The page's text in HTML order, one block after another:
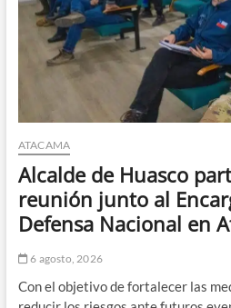
del
sector
Los
Guindos
estado
ATACAMA
Alcalde de Huasco
reunión junto al
Defensa Nacional en
6 agosto, 2026
Con el objetivo de fortalecer las